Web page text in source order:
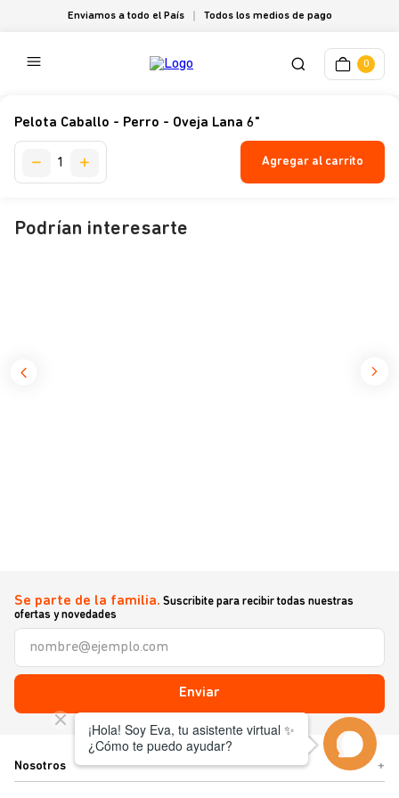
Enviamos a todo el País Todos los medios de pago
0
Pelota Caballo - Perro - Oveja Lana 6"
Agregar al carrito
Podrían interesarte
Se parte de la familia. Suscribite para recibir todas nuestras
ofertas y novedades
Enviar
Nosotros +